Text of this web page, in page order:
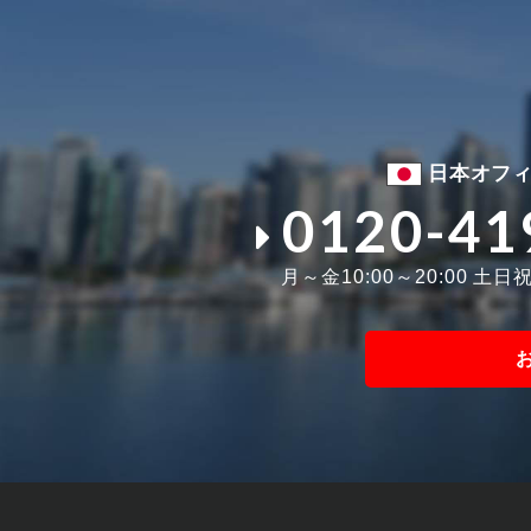
日本オフ
0120-
月～金10:00～20:00 土日